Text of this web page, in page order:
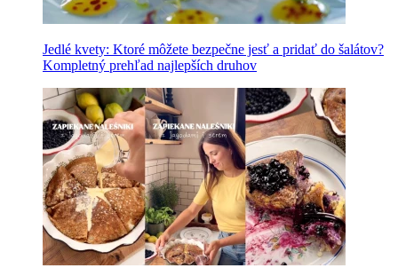
Jedlé kvety: Ktoré môžete bezpečne jesť a pridať do šalátov?
Kompletný prehľad najlepších druhov